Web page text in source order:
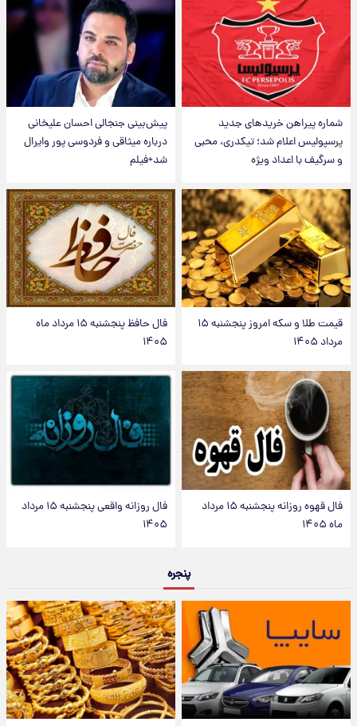
شماره پیراهن خریدهای جدید
پرسپولیس اعلام شد؛ تیکدری، محبی
و سرگیف با اعداد ویژه
پیش‌بینی جنجالی احسان علیخانی
درباره میثاقی و فردوسی پور وایرال
شد+فیلم
قیمت طلا و سکه امروز پنجشنبه ۱۵
مرداد ۱۴۰۵
فال حافظ پنجشنبه ۱۵ مرداد ماه
۱۴۰۵
فال قهوه روزانه پنجشنبه ۱۵ مرداد
ماه ۱۴۰۵
فال روزانه واقعی پنجشنبه ۱۵ مرداد
۱۴۰۵
پنجره